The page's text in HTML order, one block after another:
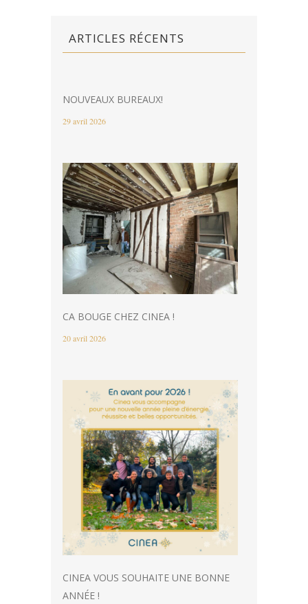
ARTICLES RÉCENTS
NOUVEAUX BUREAUX!
29 avril 2026
CA BOUGE CHEZ CINEA !
20 avril 2026
CINEA VOUS SOUHAITE UNE BONNE
ANNÉE !